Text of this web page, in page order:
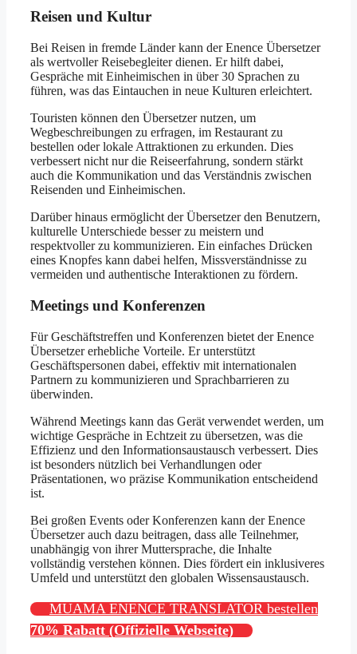
Reisen und Kultur
Bei Reisen in fremde Länder kann der Enence Übersetzer
als wertvoller Reisebegleiter dienen. Er hilft dabei,
Gespräche mit Einheimischen in über 30 Sprachen zu
führen, was das Eintauchen in neue Kulturen erleichtert.
Touristen können den Übersetzer nutzen, um
Wegbeschreibungen zu erfragen, im Restaurant zu
bestellen oder lokale Attraktionen zu erkunden. Dies
verbessert nicht nur die Reiseerfahrung, sondern stärkt
auch die Kommunikation und das Verständnis zwischen
Reisenden und Einheimischen.
Darüber hinaus ermöglicht der Übersetzer den Benutzern,
kulturelle Unterschiede besser zu meistern und
respektvoller zu kommunizieren. Ein einfaches Drücken
eines Knopfes kann dabei helfen, Missverständnisse zu
vermeiden und authentische Interaktionen zu fördern.
Meetings und Konferenzen
Für Geschäftstreffen und Konferenzen bietet der Enence
Übersetzer erhebliche Vorteile. Er unterstützt
Geschäftspersonen dabei, effektiv mit internationalen
Partnern zu kommunizieren und Sprachbarrieren zu
überwinden.
Während Meetings kann das Gerät verwendet werden, um
wichtige Gespräche in Echtzeit zu übersetzen, was die
Effizienz und den Informationsaustausch verbessert. Dies
ist besonders nützlich bei Verhandlungen oder
Präsentationen, wo präzise Kommunikation entscheidend
ist.
Bei großen Events oder Konferenzen kann der Enence
Übersetzer auch dazu beitragen, dass alle Teilnehmer,
unabhängig von ihrer Muttersprache, die Inhalte
vollständig verstehen können. Dies fördert ein inklusiveres
Umfeld und unterstützt den globalen Wissensaustausch.
MUAMA ENENCE TRANSLATOR bestellen
70% Rabatt (Offizielle Webseite)